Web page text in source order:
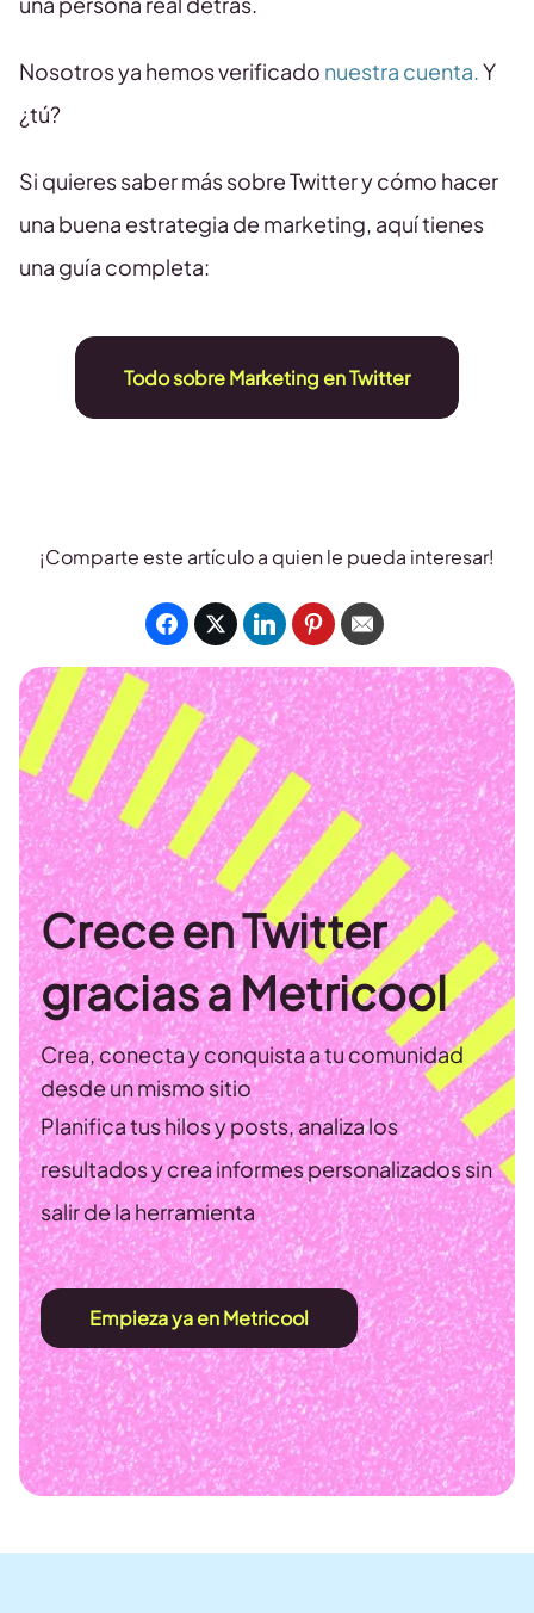
Nosotros ya hemos verificado nuestra cuenta.Y
¿tú?
Si quieres saber más sobre Twitter y cómo hacer
una buena estrategia de marketing, aquí tienes
una guía completa:
Todo sobre Marketing en Twitter
¡Comparte este artículo a quien le pueda interesar!
Crece en Twitter
gracias a Metricool
Crea, conecta y conquista a tu comunidad
desde un mismo sitio
Planifica tus hilos y posts, analiza los
resultados y crea informes personalizados sin
salir de la herramienta
Empieza ya en Metricool